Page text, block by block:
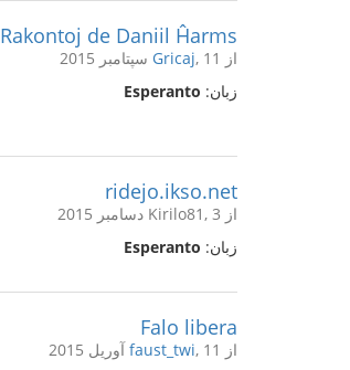
Rakontoj de Daniil Ĥarms
از Gricaj, 11 سپتامبر 2015
زبان: Esperanto
ridejo.ikso.net
از Kirilo81, 3 دسامبر 2015
زبان: Esperanto
Falo libera
از faust_twi, 11 آوریل 2015